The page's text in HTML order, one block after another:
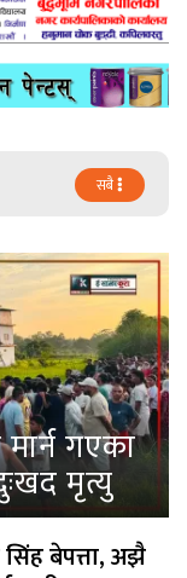
सबै
गएका
मृत्यु
बेपत्ता, अझै